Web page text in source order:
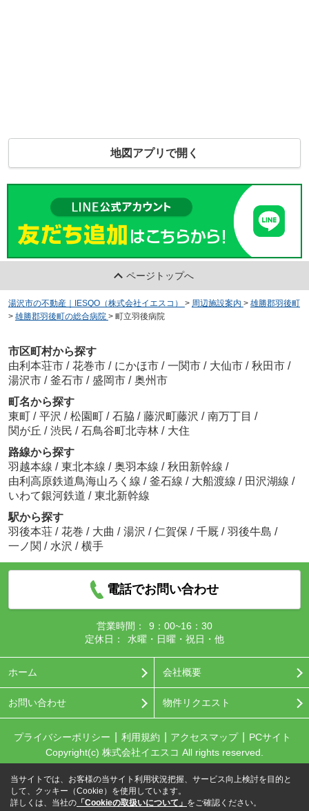
地図アプリで開く
ページトップへ
湯沢市の不動産｜IESQO（株式会社イエスコ） > 周辺施設案内 > 雄勝郡羽後町
> 雄勝郡羽後町の総合病院 > 町立羽後病院
市区町村から探す
由利本荘市 / 花巻市 / にかほ市 / 一関市 / 大仙市 / 秋田市 /
湯沢市 / 釜石市 / 盛岡市 / 奥州市
町名から探す
東町 / 平沢 / 松園町 / 石脇 / 藤沢町藤沢 / 南万丁目 /
関が丘 / 渋民 / 石鳥谷町北寺林 / 大住
路線から探す
羽越本線 / 東北本線 / 奥羽本線 / 秋田新幹線 /
由利高原鉄道鳥海山ろく線 / 釜石線 / 大船渡線 / 田沢湖線 /
いわて銀河鉄道 / 東北新幹線
駅から探す
羽後本荘 / 花巻 / 大曲 / 湯沢 / 仁賀保 / 千厩 / 羽後牛島 /
一ノ関 / 水沢 / 横手
電話でお問い合わせ
営業時間：
9：00~16：30
定休日：
水曜・日曜・祝日・他
ホーム 会社概要
お問い合わせ 物件リクエスト
プライバシーポリシー 利用規約 アクセスマップ
PCサイト
Copyright(c) 株式会社イエスコ All rights reserved.
当サイトでは、お客様の当サイト利用状況把握、サービス向上検討を目的と
して、クッキー（Cookie）を使用しています。
詳しくは、当社の 「Cookieの取扱いについて」 をご確認ください。